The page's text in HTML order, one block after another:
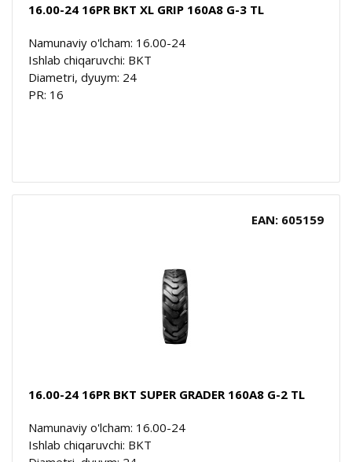
16.00-24 16PR BKT XL GRIP 160A8 G-3 TL
Namunaviy o'lcham: 16.00-24
Ishlab chiqaruvchi: BKT
Diametri, dyuym: 24
PR: 16
EAN: 605159
16.00-24 16PR BKT SUPER GRADER 160A8 G-2 TL
Namunaviy o'lcham: 16.00-24
Ishlab chiqaruvchi: BKT